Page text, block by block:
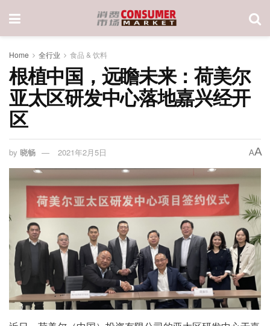
Home 全行业 食品 & 饮料
根植中国，远瞻未来：荷美尔
亚太区研发中心落地嘉兴经开
区
by 晓畅 2021年2月5日 AA